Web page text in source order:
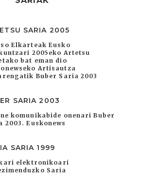
SARIA 2005
Elkarteak Eusko
2005eko Artetsu
bat eman dio
Artisautza
Buber Saria 2003
SARIA 2003
komunikabide onenari Buber
2003. Euskonews
SARIA 1999
elektronikoari
Saria